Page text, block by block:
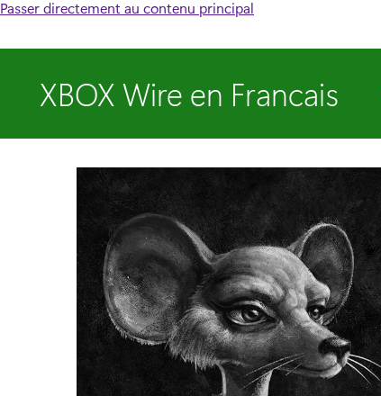
Passer directement au contenu principal
XBOX Wire en Francais